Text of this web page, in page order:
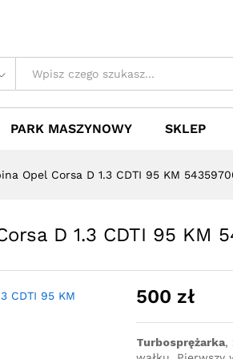
PARK MASZYNOWY SKLEP
Opel Corsa D 1.3 CDTI 95 KM
D 1.3 CDTI 95 KM
500 zł
Turbosprężarka,
D 1.3 CDTI 95 KM